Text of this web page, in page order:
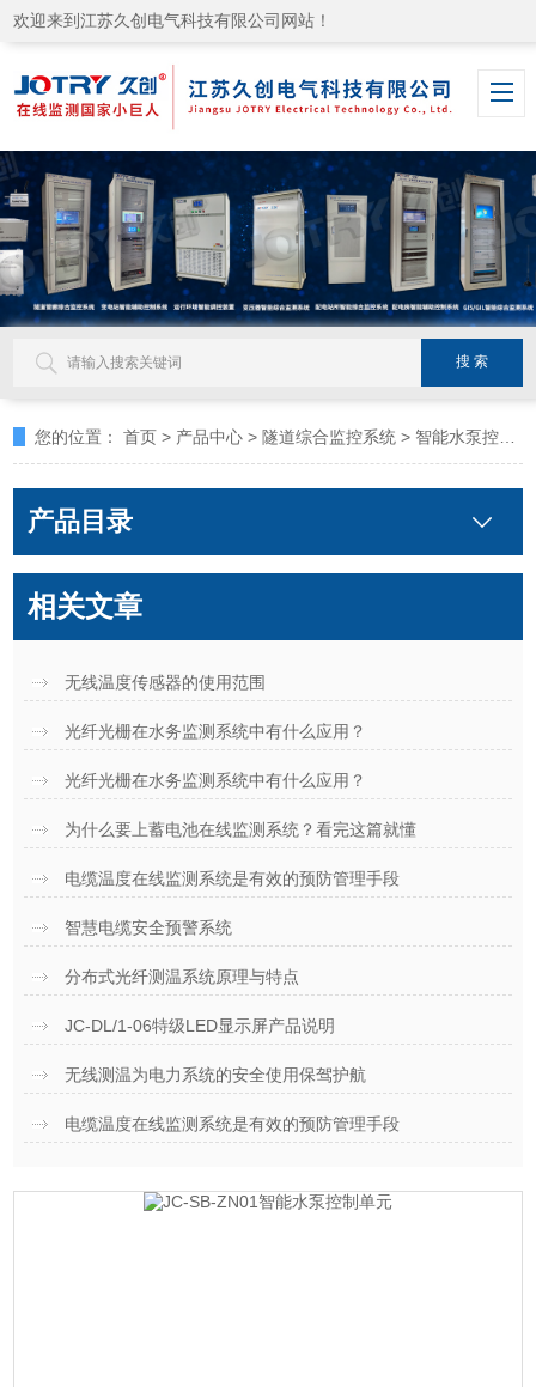
欢迎来到江苏久创电气科技有限公司网站！
您的位置： 首页 > 产品中心 > 隧道综合监控系统 > 智能水泵控制单元
产品目录
相关文章
无线温度传感器的使用范围
光纤光栅在水务监测系统中有什么应用？
光纤光栅在水务监测系统中有什么应用？
为什么要上蓄电池在线监测系统？看完这篇就懂
电缆温度在线监测系统是有效的预防管理手段
智慧电缆安全预警系统
分布式光纤测温系统原理与特点
JC-DL/1-06特级LED显示屏产品说明
无线测温为电力系统的安全使用保驾护航
电缆温度在线监测系统是有效的预防管理手段